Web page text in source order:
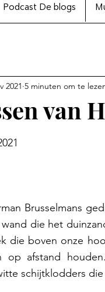
Podcast De blogs
van
2021 5 minuten om te
sterren.
Brusselmans
die het
die boven onze
op afstand
schijtklodders